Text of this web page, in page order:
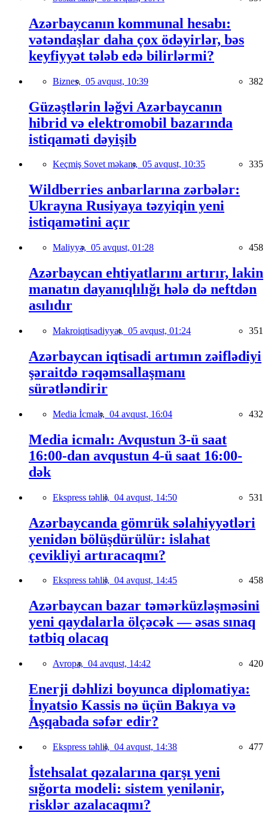
Azərbaycanın kommunal hesabı:
vətəndaşlar daha çox ödəyirlər, bəs
keyfiyyət tələb edə bilirlərmi?
Biznes, 05 avqust, 10:39 382
Güzəştlərin ləğvi Azərbaycanın
hibrid və elektromobil bazarında
istiqaməti dəyişib
Keçmiş Sovet məkanı, 05 avqust, 10:35 335
Wildberries anbarlarına zərbələr:
Ukrayna Rusiyaya təzyiqin yeni
istiqamətini açır
Maliyyə, 05 avqust, 01:28 458
Azərbaycan ehtiyatlarını artırır, lakin
manatın dayanıqlılığı hələ də neftdən
asılıdır
Makroiqtisadiyyat, 05 avqust, 01:24 351
Azərbaycan iqtisadi artımın zəiflədiyi
şəraitdə rəqəmsallaşmanı
sürətləndirir
Media İcmalı, 04 avqust, 16:04 432
Media icmalı: Avqustun 3-ü saat
16:00-dan avqustun 4-ü saat 16:00-
dək
Ekspress təhlil, 04 avqust, 14:50 531
Azərbaycanda gömrük səlahiyyətləri
yenidən bölüşdürülür: islahat
çevikliyi artıracaqmı?
Ekspress təhlil, 04 avqust, 14:45 458
Azərbaycan bazar təmərküzləşməsini
yeni qaydalarla ölçəcək — əsas sınaq
tətbiq olacaq
Avropa, 04 avqust, 14:42 420
Enerji dəhlizi boyunca diplomatiya:
İnyatsio Kassis nə üçün Bakıya və
Aşqabada səfər edir?
Ekspress təhlil, 04 avqust, 14:38 477
İstehsalat qəzalarına qarşı yeni
sığorta modeli: sistem yenilənir,
risklər azalacaqmı?